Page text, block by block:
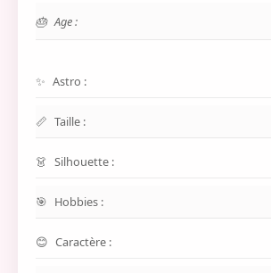
Age :
Astro :
Taille :
Silhouette :
Hobbies :
Caractère :